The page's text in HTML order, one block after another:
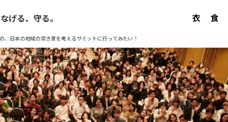
げる、守る。 衣 食
日本の地域の空き家を考えるサミットに行ってみたい！